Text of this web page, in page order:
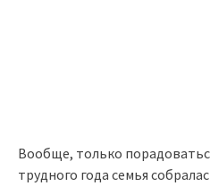
Вообще, только
трудного года семья